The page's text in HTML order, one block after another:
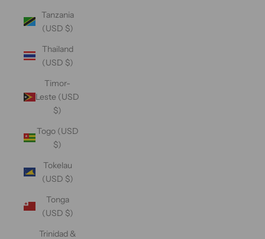
Tanzania
(USD $)
Thailand
(USD $)
Timor-
Leste (USD
$)
Togo (USD
$)
Tokelau
(USD $)
Tonga
(USD $)
Trinidad &